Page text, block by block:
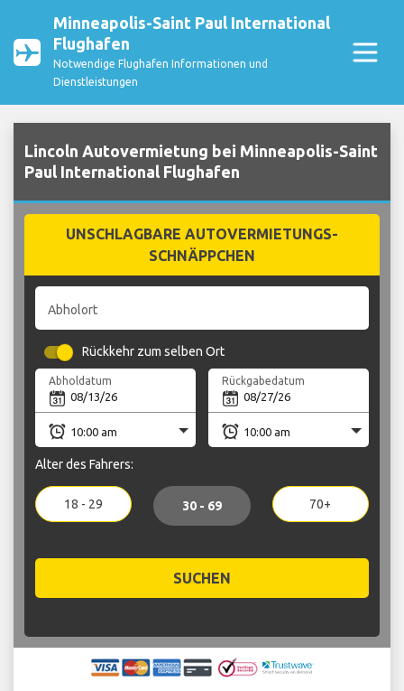
Minneapolis-Saint Paul International
Flughafen
Notwendige Flughafen Informationen und
Dienstleistungen
Lincoln Autovermietung bei Minneapolis-Saint
Paul International Flughafen
UNSCHLAGBARE AUTOVERMIETUNGS-
SCHNÄPPCHEN
Abholort
Rückkehr zum selben Ort
Abholdatum Rückgabedatum
Alter des Fahrers:
18 - 29 30 - 69 70+
SUCHEN